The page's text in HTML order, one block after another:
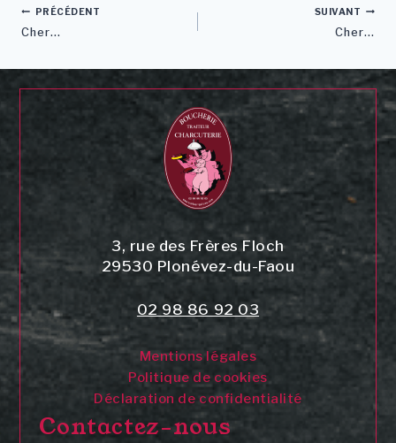
Navigation
de
l’article
PRÉCÉDENT
Cher…
SUIVANT
Cher…
3, rue des Frères Floch
29530 Plonévez-du-Faou
02 98 86 92 03
Mentions légales
Politique de cookies
Déclaration de confidentialité
Contactez-nous